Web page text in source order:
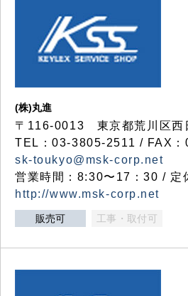
(株)丸進
〒116-0013 東京都荒川区西
TEL：03-3805-2511 / FAX
sk-toukyo@msk-corp.net
営業時間：8:30〜17：30 / 定
http://www.msk-corp.net
販売可 工事・取付可